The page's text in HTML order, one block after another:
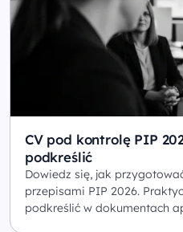
CV pod kontrolę PIP
podkreślić
Dowiedz się, jak
przepisami PIP 2026.
podkreślić w dokumentach